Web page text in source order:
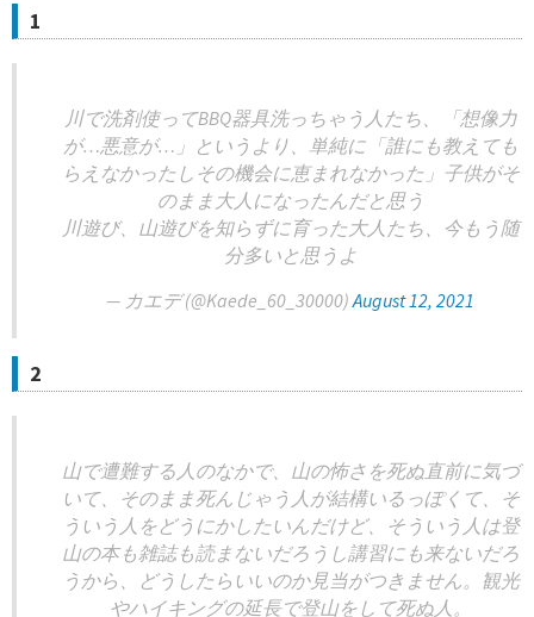
1
川で洗剤使ってBBQ器具洗っちゃう人たち、「想像力
が…悪意が…」というより、単純に「誰にも教えても
らえなかったしその機会に恵まれなかった」子供がそ
のまま大人になったんだと思う
川遊び、山遊びを知らずに育った大人たち、今もう随
分多いと思うよ
— カエデ (@Kaede_60_30000)August 12, 2021
2
山で遭難する人のなかで、山の怖さを死ぬ直前に気づ
いて、そのまま死んじゃう人が結構いるっぽくて、そ
ういう人をどうにかしたいんだけど、そういう人は登
山の本も雑誌も読まないだろうし講習にも来ないだろ
うから、どうしたらいいのか見当がつきません。観光
やハイキングの延長で登山をして死ぬ人。